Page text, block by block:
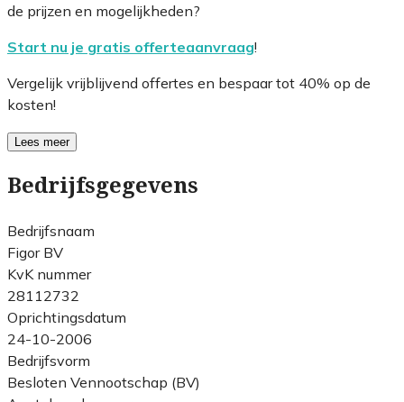
de prijzen en mogelijkheden?
Start nu je gratis offerteaanvraag!
Vergelijk vrijblijvend offertes en bespaar tot 40% op de
kosten!
Lees meer
Bedrijfsgegevens
Bedrijfsnaam
Figor BV
KvK nummer
28112732
Oprichtingsdatum
24-10-2006
Bedrijfsvorm
Besloten Vennootschap (BV)